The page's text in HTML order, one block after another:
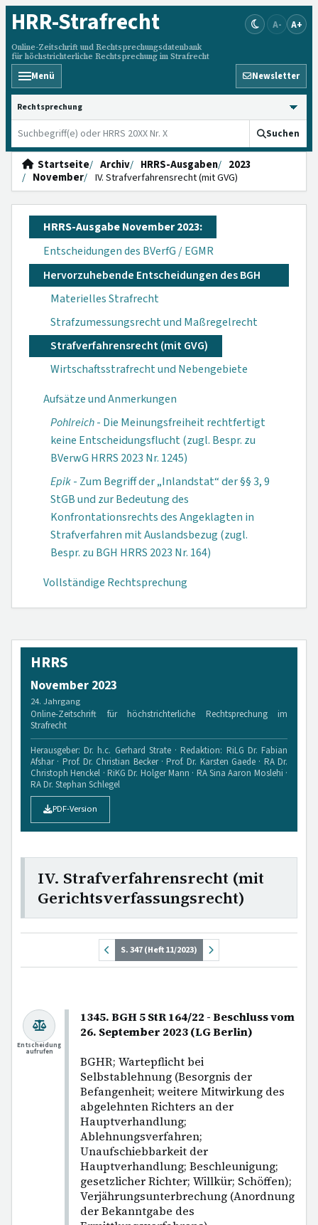
HRR-Strafrecht
Online-Zeitschrift und Rechtsprechungsdatenbank
für höchstrichterliche Rechtsprechung im Strafrecht
A- A+
Menü Newsletter
HRRS durchsuchen
Suchen
Startseite Archiv HRRS-Ausgaben
2023
November
IV. Strafverfahrensrecht (mit GVG)
HRRS-Ausgabe November 2023:
Entscheidungen des BVerfG / EGMR
Hervorzuhebende Entscheidungen des BGH
Materielles Strafrecht
Strafzumessungsrecht und Maßregelrecht
Strafverfahrensrecht (mit GVG)
Wirtschaftsstrafrecht und Nebengebiete
Aufsätze und Anmerkungen
Pohlreich- Die Meinungsfreiheit rechtfertigt
keine Entscheidungsflucht (zugl. Bespr. zu
BVerwG HRRS 2023 Nr. 1245)
Epik- Zum Begriff der „Inlandstat“ der §§ 3, 9
StGB und zur Bedeutung des
Konfrontationsrechts des Angeklagten in
Strafverfahren mit Auslandsbezug (zugl.
Bespr. zu BGH HRRS 2023 Nr. 164)
Vollständige Rechtsprechung
HRRS
November 2023
24. Jahrgang
Online-Zeitschrift für höchstrichterliche Rechtsprechung im
Strafrecht
Herausgeber: Dr. h.c. Gerhard Strate · Redaktion: RiLG Dr. Fabian
Afshar · Prof. Dr. Christian Becker · Prof. Dr. Karsten Gaede · RA Dr.
Christoph Henckel · RiKG Dr. Holger Mann · RA Sina Aaron Moslehi ·
RA Dr. Stephan Schlegel
PDF-Version
IV. Strafverfahrensrecht (mit
Gerichtsverfassungsrecht)
S. 347 (Heft 11/2023)
1345. BGH 5 StR 164/22 - Beschluss vom
26. September 2023 (LG Berlin)
BGHR; Wartepflicht bei
Selbstablehnung (Besorgnis der
Befangenheit; weitere Mitwirkung des
abgelehnten Richters an der
Hauptverhandlung;
Ablehnungsverfahren;
Unaufschiebbarkeit der
Hauptverhandlung; Beschleunigung;
gesetzlicher Richter; Willkür; Schöffen);
Verjährungsunterbrechung (Anordnung
der Bekanntgabe des
Entscheidung
aufrufen